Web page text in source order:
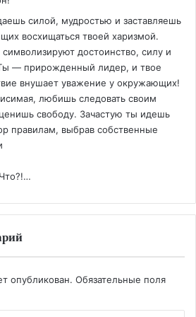
силой, мудростью и заставляешь
восхищаться твоей харизмой.
достоинство, силу и
— прирожденный лидер, и твое
внушает уважение у окружающих!
любишь следовать своим
свободу. Зачастую ты идешь
правилам, выбрав собственные
опубликован. Обязательные поля